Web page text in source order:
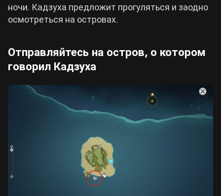
ночи. Кадзуха предложит прогуляться и заодно
осмотреться на островах.
Отправляйтесь на остров, о котором
говорил Кадзуха